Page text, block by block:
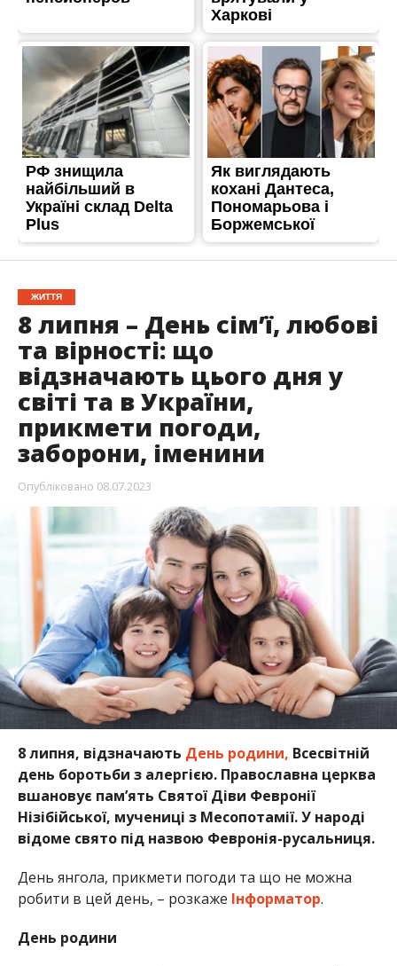
ЖИТТЯ
8 липня – День сім’ї, любові
та вірності: що
відзначають цього дня у
світі та в України,
прикмети погоди,
заборони, іменини
Опубліковано 08.07.2023
8 липня, відзначають День родини, Всесвітній
день боротьби з алергією. Православна церква
вшановує пам’ять Святої Діви Февронії
Нізібійської, мучениці з Месопотамії. У народі
відоме свято під назвою Февронія-русальниця.
День янгола, прикмети погоди та що не можна
робити в цей день, – розкаже Інформатор.
День родини